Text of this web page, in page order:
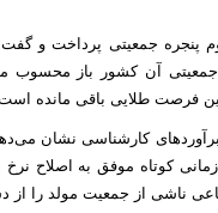
(۱۵ تا ۶۴ سال) باشند، پنجره جمعیتی آن
این فرصت طلایی باقی مانده
کوتاه موفق به اصلاح
ناشی از جمعیت مولد را از